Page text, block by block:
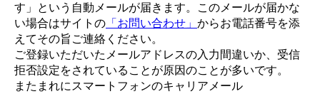
す」という自動メールが届きます。このメールが届かな
い場合はサイトの 「お問い合わせ」 からお電話番号を添
えてその旨ご連絡ください。
ご登録いただいたメールアドレスの入力間違いか、受信
拒否設定をされていることが原因のことが多いです。
またまれにスマートフォンのキャリアメール